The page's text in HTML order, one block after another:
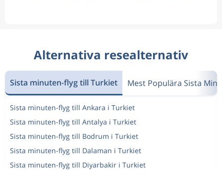
Alternativa resealternativ
Sista minuten-flyg till Turkiet Mest Populära Sista
Sista minuten-flyg till Ankara i Turkiet
Sista minuten-flyg till Antalya i Turkiet
Sista minuten-flyg till Bodrum i Turkiet
Sista minuten-flyg till Dalaman i Turkiet
Sista minuten-flyg till Diyarbakir i Turkiet